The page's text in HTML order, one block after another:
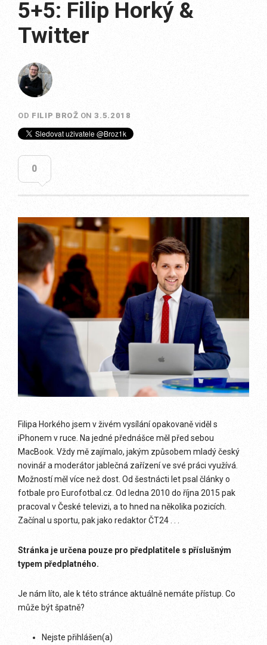
5+5: Filip Horký &
Twitter
OD FILIP BROŽ ON3.5.2018
0
Filipa Horkého jsem v živém vysílání opakovaně viděl s
iPhonem v ruce. Na jedné přednášce měl před sebou
MacBook. Vždy mě zajímalo, jakým způsobem mladý český
novinář a moderátor jablečná zařízení ve své práci využívá.
Možností měl více než dost. Od šestnácti let psal články o
fotbale pro Eurofotbal.cz. Od ledna 2010 do října 2015 pak
pracoval v České televizi, a to hned na několika pozicích.
Začínal u sportu, pak jako redaktor ČT24 . . .
Stránka je určena pouze pro předplatitele s příslušným
typem předplatného.
Je nám líto, ale k této stránce aktuálně nemáte přístup. Co
může být špatně?
Nejste přihlášen(a)